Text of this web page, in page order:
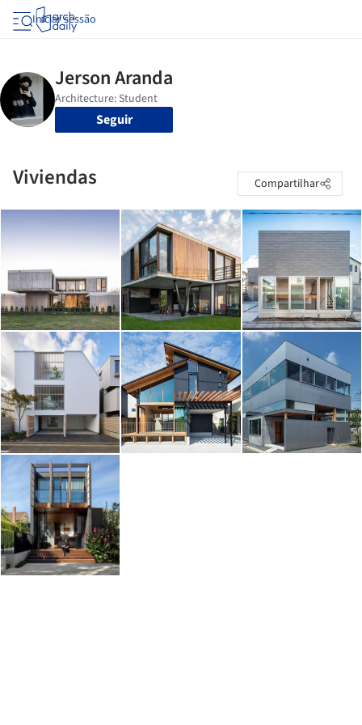
Iniciar sessão
Seguir
Viviendas Compartilhar